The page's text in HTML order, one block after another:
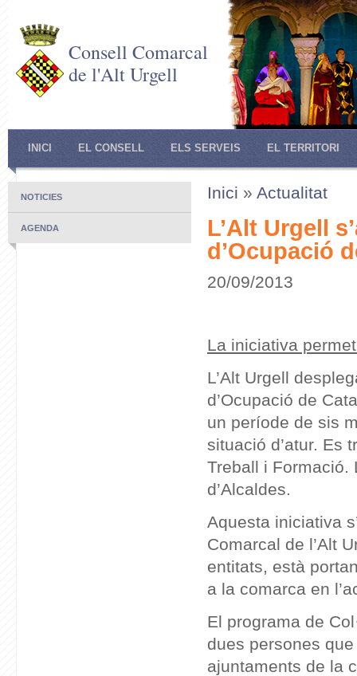
Consell Comarcal
de l'Alt Urgell
INICI EL CONSELL ELS SERVEIS EL TERRITORI
NOTICIES
AGENDA
Inici » Actualitat
L’Alt Urgell
d’Ocupació
20/09/2013
La iniciativa
L’Alt Urgell
d’Ocupació de
un període de sis
situació d’atur. Es
Treball i Formació.
d’Alcaldes.
Aquesta iniciativa
Comarcal de l’Alt
entitats, està
a la comarca en
El programa de
dues persones
ajuntaments de la